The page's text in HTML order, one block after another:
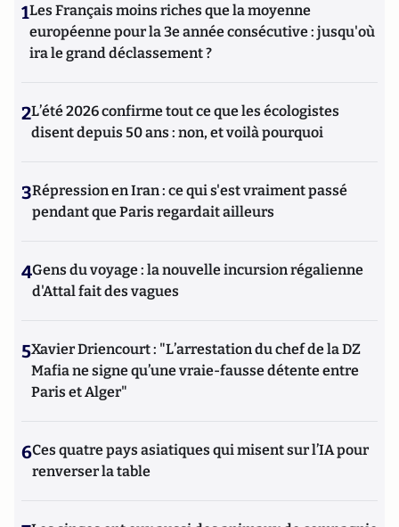
1Les Français moins riches que la moyenne
européenne pour la 3e année consécutive : jusqu'où
ira le grand déclassement ?
2L’été 2026 confirme tout ce que les écologistes
disent depuis 50 ans : non, et voilà pourquoi
3Répression en Iran : ce qui s'est vraiment passé
pendant que Paris regardait ailleurs
4Gens du voyage : la nouvelle incursion régalienne
d'Attal fait des vagues
5Xavier Driencourt : "L’arrestation du chef de la DZ
Mafia ne signe qu’une vraie-fausse détente entre
Paris et Alger"
6Ces quatre pays asiatiques qui misent sur l’IA pour
renverser la table